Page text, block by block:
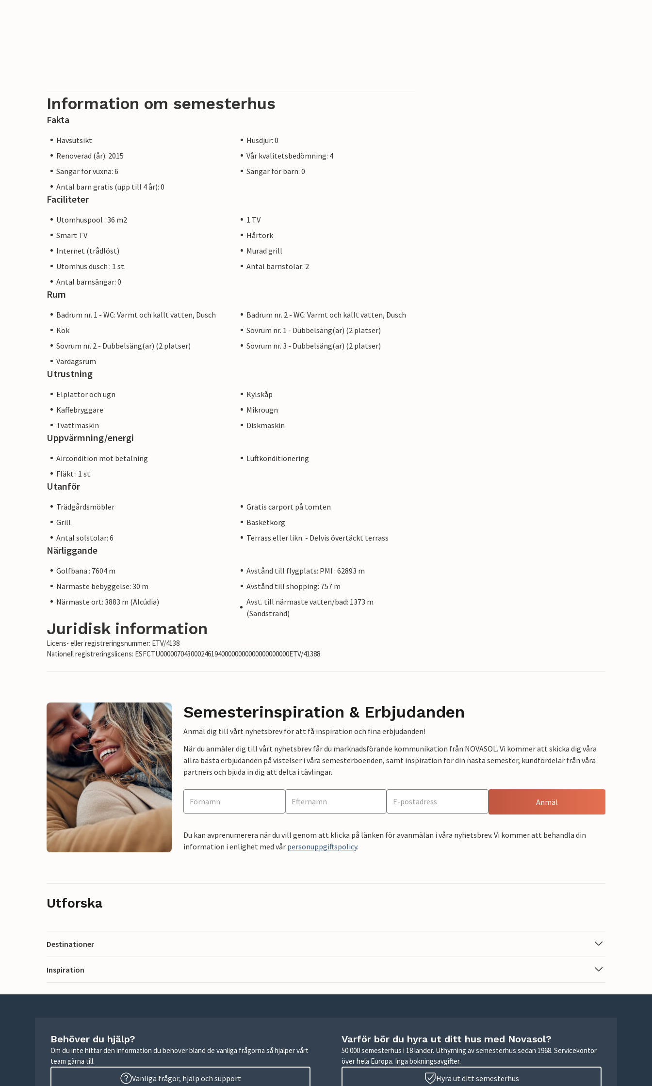
Information om semesterhus
Fakta
Havsutsikt
Husdjur: 0
Renoverad (år): 2015
Vår kvalitetsbedömning: 4
Sängar för vuxna: 6
Sängar för barn: 0
Antal barn gratis (upp till 4 år): 0
Faciliteter
Utomhuspool : 36 m2
1 TV
Smart TV
Hårtork
Internet (trådlöst)
Murad grill
Utomhus dusch : 1 st.
Antal barnstolar: 2
Antal barnsängar: 0
Rum
Badrum nr. 1 - WC: Varmt och kallt vatten, Dusch
Badrum nr. 2 - WC: Varmt och kallt vatten, Dusch
Kök
Sovrum nr. 1 - Dubbelsäng(ar) (2 platser)
Sovrum nr. 2 - Dubbelsäng(ar) (2 platser)
Sovrum nr. 3 - Dubbelsäng(ar) (2 platser)
Vardagsrum
Utrustning
Elplattor och ugn
Kylskåp
Kaffebryggare
Mikrougn
Tvättmaskin
Diskmaskin
Uppvärmning/energi
Aircondition mot betalning
Luftkonditionering
Fläkt : 1 st.
Utanför
Trädgårdsmöbler
Gratis carport på tomten
Grill
Basketkorg
Antal solstolar: 6
Terrass eller likn. - Delvis övertäckt terrass
Närliggande
Golfbana : 7604 m
Avstånd till flygplats: PMI : 62893 m
Närmaste bebyggelse: 30 m
Avstånd till shopping: 757 m
Närmaste ort: 3883 m (Alcúdia)
Avst. till närmaste vatten/bad: 1373 m
(Sandstrand)
Juridisk information
Licens- eller registreringsnummer: ETV/4138
Nationell registreringslicens: ESFCTU00000704300024619400000000000000000000ETV/41388
Semesterinspiration & Erbjudanden
Anmäl dig till vårt nyhetsbrev för att få inspiration och fina erbjudanden!
När du anmäler dig till vårt nyhetsbrev får du marknadsförande kommunikation från NOVASOL. Vi kommer att skicka dig våra
allra bästa erbjudanden på vistelser i våra semesterboenden, samt inspiration för din nästa semester, kundfördelar från våra
partners och bjuda in dig att delta i tävlingar.
Anmäl
Du kan avprenumerera när du vill genom att klicka på länken för avanmälan i våra nyhetsbrev. Vi kommer att behandla din
information i enlighet med vår personuppgiftspolicy.
Utforska
Destinationer
Inspiration
Behöver du hjälp?
Om du inte hittar den information du behöver bland de vanliga frågorna så hjälper vårt
team gärna till.
Vanliga frågor, hjälp och support
Varför bör du hyra ut ditt hus med Novasol?
50 000 semesterhus i 18 länder. Uthyrning av semesterhus sedan 1968. Servicekontor
över hela Europa. Inga bokningsavgifter.
Hyra ut ditt semesterhus